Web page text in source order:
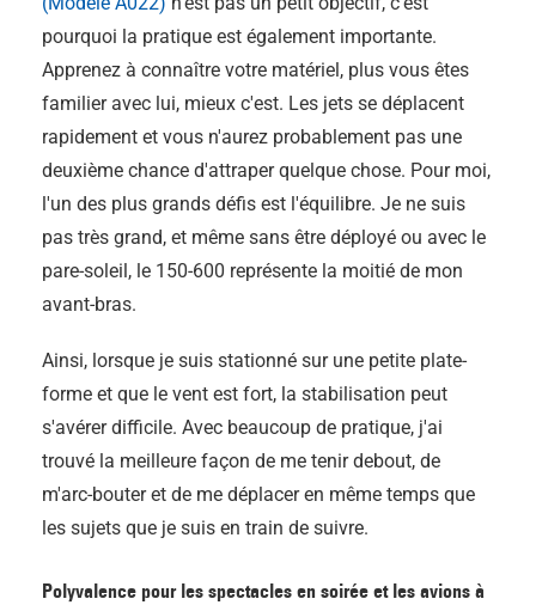
pourquoi la pratique est également importante.
Apprenez à connaître votre matériel, plus vous êtes
familier avec lui, mieux c'est. Les jets se déplacent
rapidement et vous n'aurez probablement pas une
deuxième chance d'attraper quelque chose. Pour moi,
l'un des plus grands défis est l'équilibre. Je ne suis
pas très grand, et même sans être déployé ou avec le
pare-soleil, le 150-600 représente la moitié de mon
avant-bras.
Ainsi, lorsque je suis stationné sur une petite plate-
forme et que le vent est fort, la stabilisation peut
s'avérer difficile. Avec beaucoup de pratique, j'ai
trouvé la meilleure façon de me tenir debout, de
m'arc-bouter et de me déplacer en même temps que
les sujets que je suis en train de suivre.
Polyvalence pour les spectacles en soirée et les avions à